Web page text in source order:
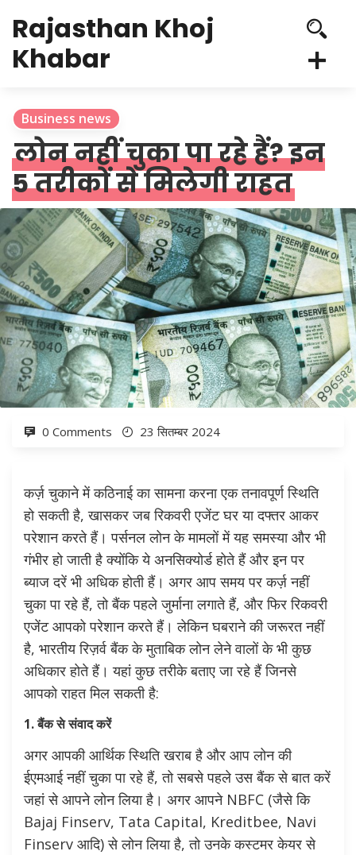
Rajasthan Khoj
Khabar
Business news
लोन नहीं चुका पा रहे हैं? इन
5 तरीकों से मिलेगी राहत
0 Comments 23 सितम्बर 2024
कर्ज़ चुकाने में कठिनाई का सामना करना एक तनावपूर्ण स्थिति
हो सकती है, खासकर जब रिकवरी एजेंट घर या दफ्तर आकर
परेशान करते हैं। पर्सनल लोन के मामलों में यह समस्या और भी
गंभीर हो जाती है क्योंकि ये अनसिक्योर्ड होते हैं और इन पर
ब्याज दरें भी अधिक होती हैं। अगर आप समय पर कर्ज़ नहीं
चुका पा रहे हैं, तो बैंक पहले जुर्माना लगाते हैं, और फिर रिकवरी
एजेंट आपको परेशान करते हैं। लेकिन घबराने की जरूरत नहीं
है, भारतीय रिज़र्व बैंक के मुताबिक लोन लेने वालों के भी कुछ
अधिकार होते हैं। यहां कुछ तरीके बताए जा रहे हैं जिनसे
आपको राहत मिल सकती है:
1. बैंक से संवाद करें
अगर आपकी आर्थिक स्थिति खराब है और आप लोन की
ईएमआई नहीं चुका पा रहे हैं, तो सबसे पहले उस बैंक से बात करें
जहां से आपने लोन लिया है। अगर आपने NBFC (जैसे कि
Bajaj Finserv, Tata Capital, Kreditbee, Navi
Finserv आदि) से लोन लिया है, तो उनके कस्टमर केयर से